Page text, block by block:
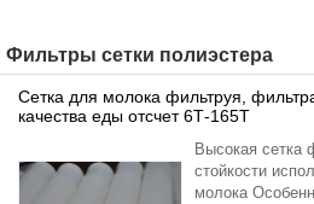
Фильтры сетки полиэстера
Сетка для молока фильтруя,
качества еды отсчет 6Т-165Т
Высокая сетка
стойкости
молока